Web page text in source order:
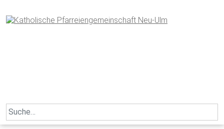
to
content
Search
for: